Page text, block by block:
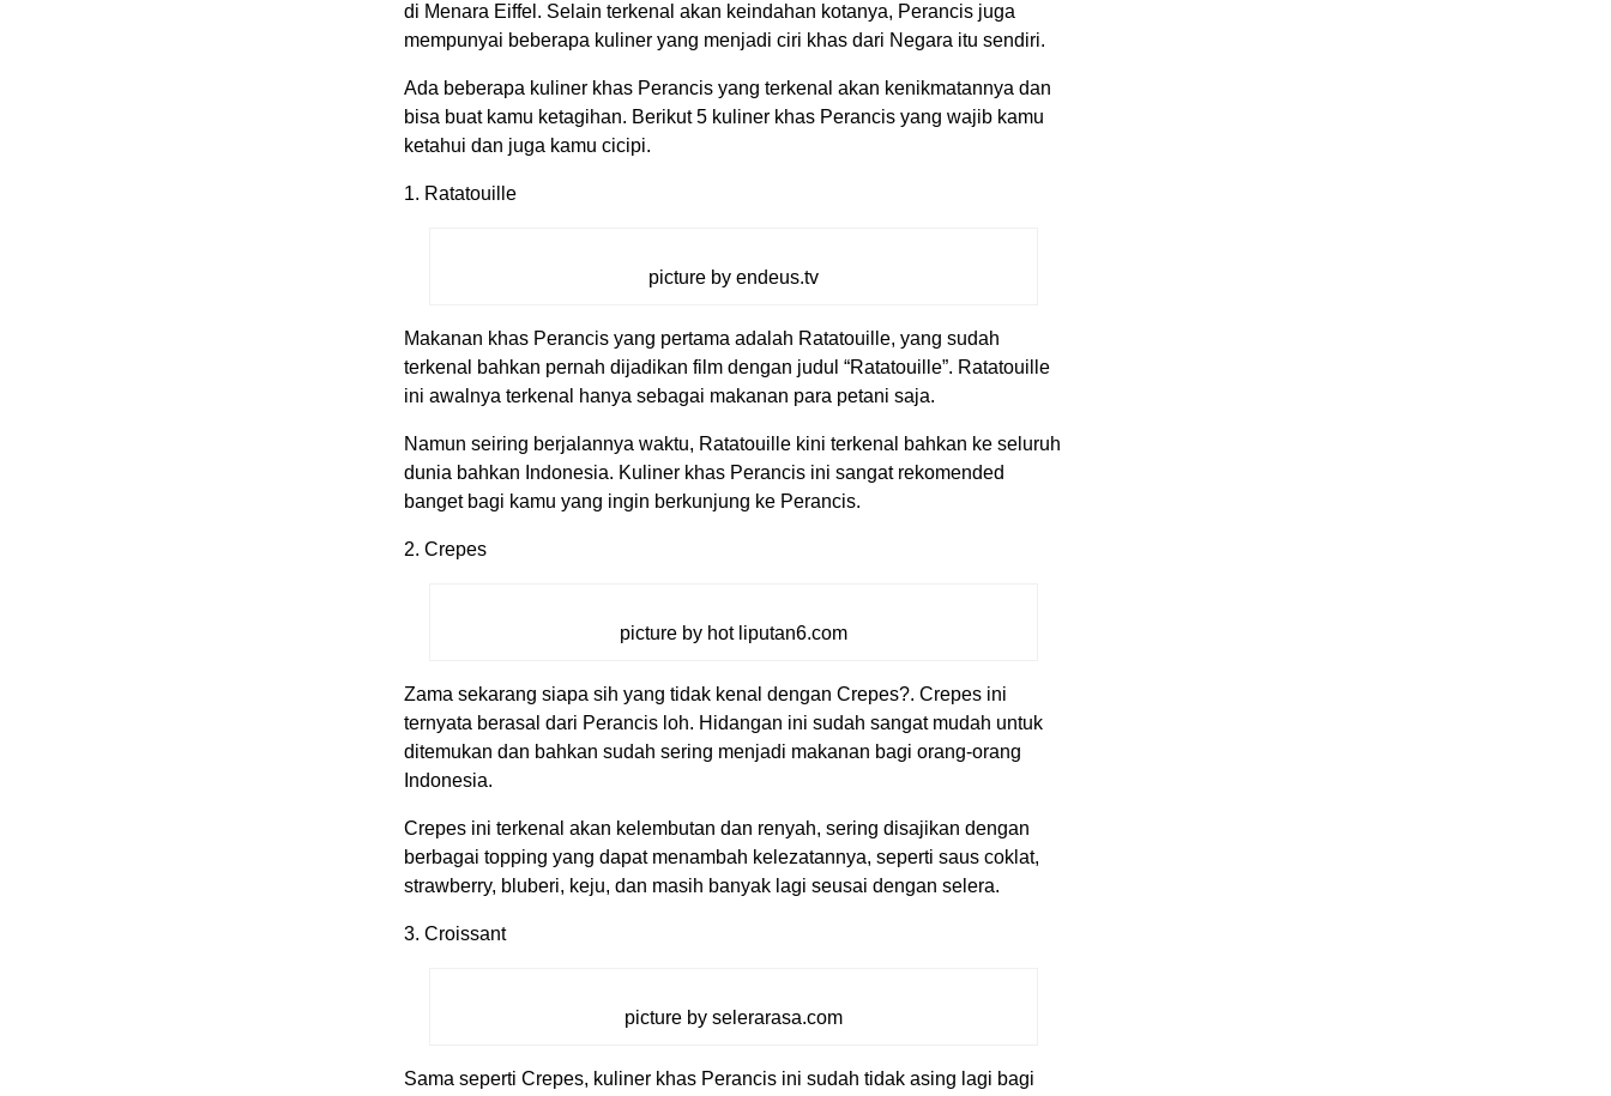
di Menara Eiffel. Selain terkenal akan keindahan kotanya, Perancis juga
mempunyai beberapa kuliner yang menjadi ciri khas dari Negara itu sendiri.
Ada beberapa kuliner khas Perancis yang terkenal akan kenikmatannya dan
bisa buat kamu ketagihan. Berikut 5 kuliner khas Perancis yang wajib kamu
ketahui dan juga kamu cicipi.
1. Ratatouille
picture by endeus.tv
Makanan khas Perancis yang pertama adalah Ratatouille, yang sudah
terkenal bahkan pernah dijadikan film dengan judul “Ratatouille”. Ratatouille
ini awalnya terkenal hanya sebagai makanan para petani saja.
Namun seiring berjalannya waktu, Ratatouille kini terkenal bahkan ke seluruh
dunia bahkan Indonesia. Kuliner khas Perancis ini sangat rekomended
banget bagi kamu yang ingin berkunjung ke Perancis.
2. Crepes
picture by hot liputan6.com
Zama sekarang siapa sih yang tidak kenal dengan Crepes?. Crepes ini
ternyata berasal dari Perancis loh. Hidangan ini sudah sangat mudah untuk
ditemukan dan bahkan sudah sering menjadi makanan bagi orang-orang
Indonesia.
Crepes ini terkenal akan kelembutan dan renyah, sering disajikan dengan
berbagai topping yang dapat menambah kelezatannya, seperti saus coklat,
strawberry, bluberi, keju, dan masih banyak lagi seusai dengan selera.
3. Croissant
picture by selerarasa.com
Sama seperti Crepes, kuliner khas Perancis ini sudah tidak asing lagi bagi